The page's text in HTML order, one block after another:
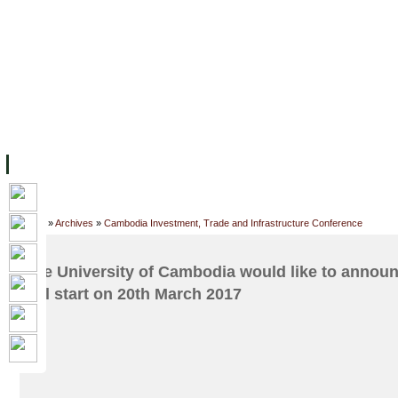
Home »Archives » Cambodia Investment, Trade and Infrastructure Conference
The University of Cambodia would like to
will start on 20th March 2017